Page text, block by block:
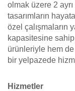
olmak üzere 2
tasarımların
özel çalışmaların
kapasitesine
ürünleriyle hem
bir yelpazede
Hizmetler